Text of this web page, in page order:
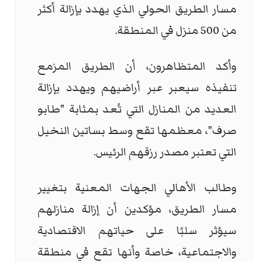
مسار الطريق الحولي الذي يهدد بإزالة أكثر
من 500 منزل في المنطقة.
وأكد المتظاهرون، أن الطريق المزمع
تنفيذه سيعبر عبر أراضيهم ويهدد بإزالة
العديد من المنازل التي تُعد بمثابة "طابو
صرف"، معظمها تقع وسط بساتين النخيل
التي تعتبر مصدر رزقهم الرئيس.
وطالب الأهالي الجهات المعنية بتغيير
مسار الطريق، مؤكدين أن إزالة منازلهم
سيؤثر سلبًا على حياتهم الاقتصادية
والاجتماعية، خاصة وأنها تقع في منطقة